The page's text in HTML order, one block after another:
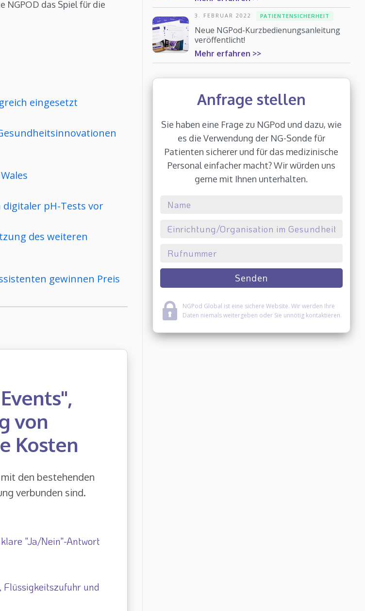
NGPOD das Spiel für die
eingesetzt
digitaler pH-Tests vor
des weiteren
gewinnen Preis
von
Kosten
den bestehenden
verbunden sind.
"Ja/Nein"-Antwort
Flüssigkeitszufuhr und
3. FEBRUAR 2022 PATIENTENSICHERHEIT
Neue NGPod-Kurzbedienungsanleitung
veröffentlicht!
Mehr erfahren >>
Anfrage stellen
Sie haben eine Frage zu NGPod und dazu, wie
es die Verwendung der NG-Sonde für
Patienten sicherer und für das medizinische
Personal einfacher macht? Wir würden uns
gerne mit Ihnen unterhalten.
NGPod Global ist eine sichere Website. Wir werden Ihre
Daten niemals weitergeben oder Sie unnötig kontaktieren.